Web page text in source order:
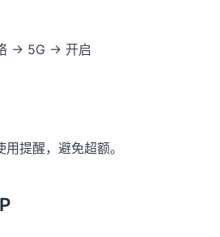
→ 5G → 开启
提醒，避免超额。